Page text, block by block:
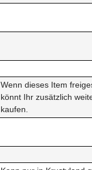
Wenn dieses Item
könnt Ihr zusätzlich
kaufen.